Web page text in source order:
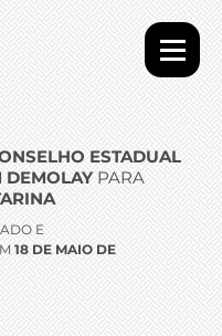
ESTADUAL
DEMOLAYPARA
E
18 DE MAIO DE